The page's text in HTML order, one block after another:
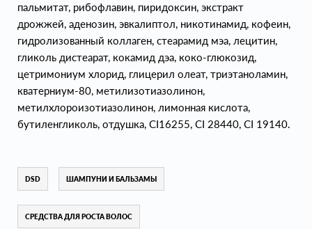
пальмитат, рибофлавин, пиридоксин, экстракт
дрожжей, аденозин, эвкалиптол, никотинамид, кофеин,
гидролизованный коллаген, стеарамид мэа, лецитин,
гликоль дистеарат, кокамид дэа, коко-глюкозид,
цетримониум хлорид, глицерил олеат, триэтаноламин,
кватерниум-80, метилизотиазолинон,
метилхлороизотиазолинон, лимонная кислота,
бутиленгликоль, отдушка, CI16255, CI 28440, CI 19140.
DSD ШАМПУНИ И БАЛЬЗАМЫ
СРЕДСТВА ДЛЯ РОСТА ВОЛОС